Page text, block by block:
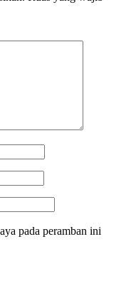
pada peramban ini